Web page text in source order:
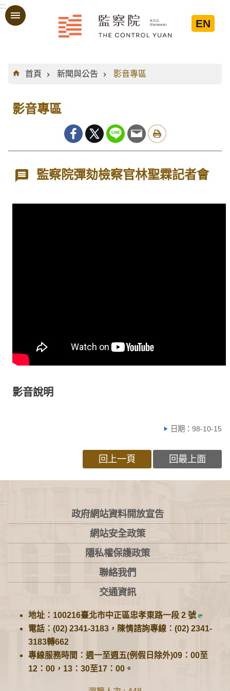
跳到主要內容區塊
:::
EN
:::
首頁
新聞與公告 影音專區
影音專區
監察院彈劾檢察官林聖霖記者會
影音說明
日期：98-10-15
回上一頁 回最上面
:::
政府網站資料開放宣告
網站安全政策
隱私權保護政策
聯絡我們
交通資訊
地址：100216臺北市中正區忠孝東路一段 2 號
電話：(02) 2341-3183，陳情諮詢專線：(02) 2341-
3183轉662
專線服務時間：週一至週五(例假日除外)09：00至
12：00，13：30至17：00。